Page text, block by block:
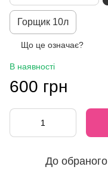
Горщик 10л
Що це означає?
В наявності
600 грн
До обраного